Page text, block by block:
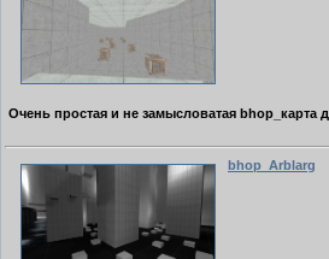
Очень простая и не замысловатая bhop_карта
bhop_Arblarg